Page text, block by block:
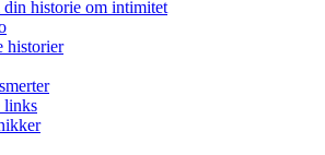
din historie om intimitet
historier
links